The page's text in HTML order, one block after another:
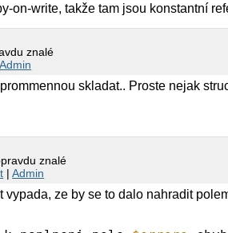
on-write, takže tam jsou konstantní
znalé
Admin
skladat.. Proste nejak
znalé
|Admin
ze by se to dalo nahradit